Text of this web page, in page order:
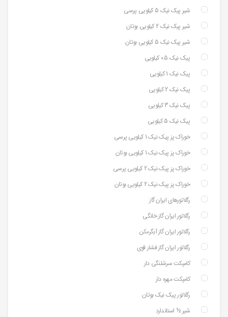
شیر پیک نیک 5 کیلویی پرسی
شیر پیک نیک 2 کیلویی بوتان
شیر پیک نیک 5 کیلویی بوتان
پیک نیک 0.5 کیلویی
پیک نیک 1 کیلویی
پیک نیک 2 کیلویی
پیک نیک 3 کیلویی
پیک نیک 5 کیلویی
خوراک پز پیک نیک 1 کیلویی پرسی
خوراک پز پیک نیک 1 کیلویی بوتان
خوراک پز پیک نیک 2 کیلویی پرسی
خوراک پز پیک نیک 2 کیلویی بوتان
رگلاتورهای ایران گاز
رگلاتور ایران گاز خانگی
رگلاتور ایران گاز آبگرمکن
رگلاتور ایران گاز فشار قوی
کامپکت سرشلنگی دار
کامپکت مهره دار
رگلاتور پیک نیک بوتان
شیر ½ استاندارد